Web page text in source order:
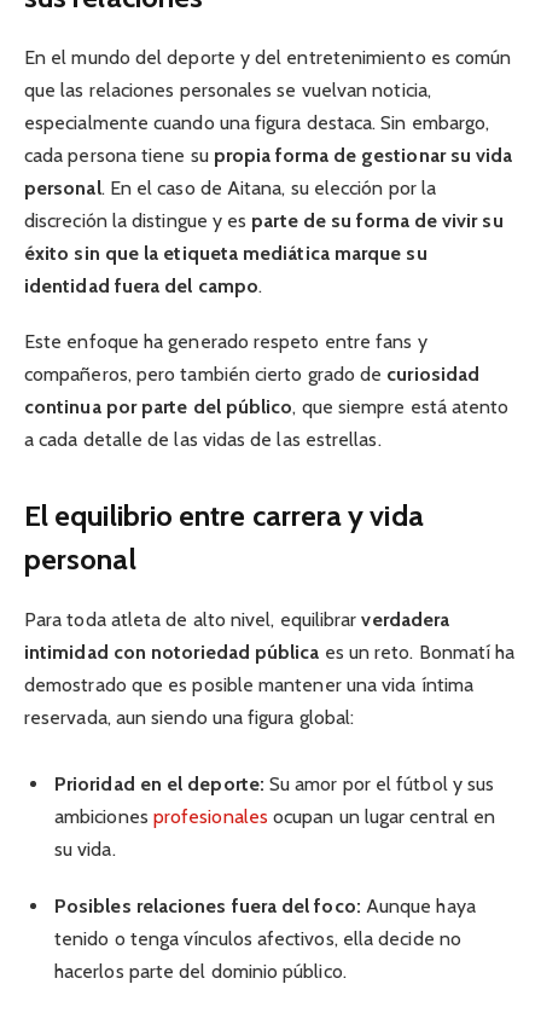
En el mundo del deporte y del entretenimiento es común
que las relaciones personales se vuelvan noticia,
especialmente cuando una figura destaca. Sin embargo,
cada persona tiene su propia forma de gestionar su vida
personal. En el caso de Aitana, su elección por la
discreción la distingue y es parte de su forma de vivir su
éxito sin que la etiqueta mediática marque su
identidad fuera del campo.
Este enfoque ha generado respeto entre fans y
compañeros, pero también cierto grado de curiosidad
continua por parte del público, que siempre está atento
a cada detalle de las vidas de las estrellas.
El equilibrio entre carrera y vida
personal
Para toda atleta de alto nivel, equilibrarverdadera
intimidad con notoriedad pública es un reto. Bonmatí ha
demostrado que es posible mantener una vida íntima
reservada, aun siendo una figura global:
Prioridad en el deporte: Su amor por el fútbol y sus
ambiciones profesionales ocupan un lugar central en
su vida.
Posibles relaciones fuera del foco: Aunque haya
tenido o tenga vínculos afectivos, ella decide no
hacerlos parte del dominio público.